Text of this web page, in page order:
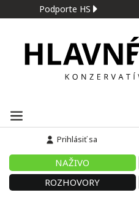
Podporte HS
Prihlásiť sa
NAŽIVO
ROZHOVORY